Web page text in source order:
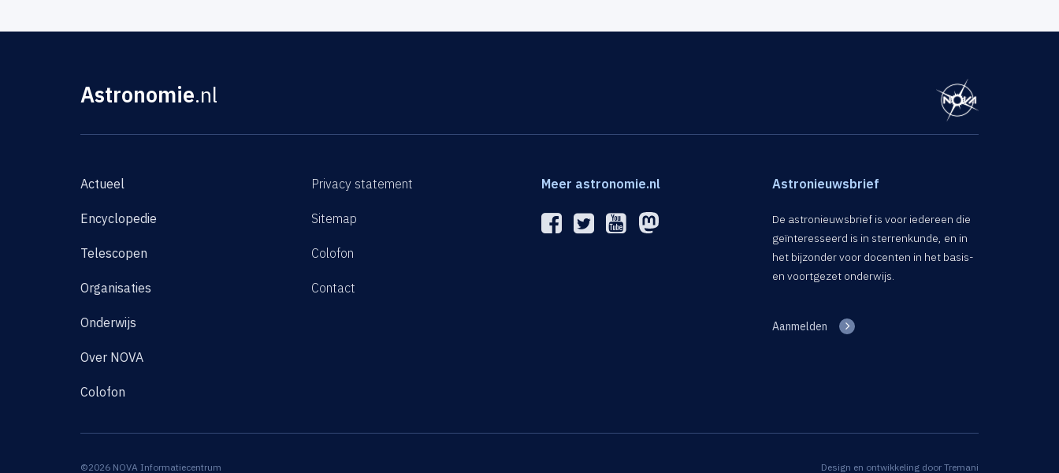
Astronomie.nl
Actueel
Encyclopedie
Telescopen
Organisaties
Onderwijs
Over NOVA
Colofon
Privacy statement
Sitemap
Colofon
Contact
Meer astronomie.nl Astronieuwsbrief
De astronieuwsbrief is voor iedereen die
geïnteresseerd is in sterrenkunde, en in
het bijzonder voor docenten in het basis-
en voortgezet onderwijs.
Aanmelden
©2026 NOVA Informatiecentrum Design en ontwikkeling door Tremani